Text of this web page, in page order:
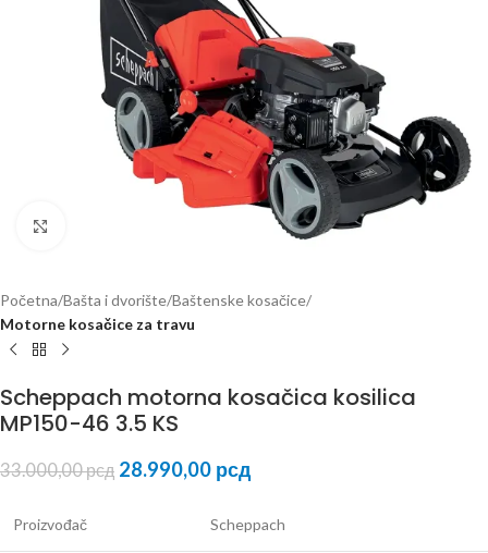
Početna Bašta i dvorište Baštenske kosačice
Motorne kosačice za travu
Scheppach motorna kosačica kosilica
MP150-46 3.5 KS
33.000,00рсд 28.990,00 рсд
Proizvođač Scheppach